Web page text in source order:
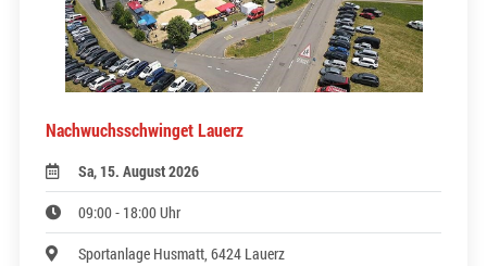
Nachwuchsschwinget Lauerz
Sa, 15. August 2026
09:00 - 18:00 Uhr
Sportanlage Husmatt, 6424 Lauerz